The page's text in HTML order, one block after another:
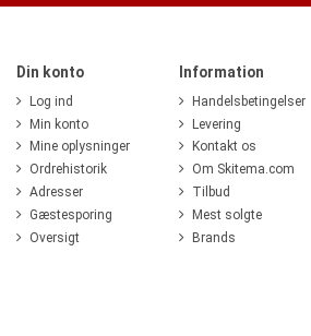
Din konto
Log ind
Min konto
Mine oplysninger
Ordrehistorik
Adresser
Gæstesporing
Oversigt
Information
Handelsbetingelser
Levering
Kontakt os
Om Skitema.com
Tilbud
Mest solgte
Brands